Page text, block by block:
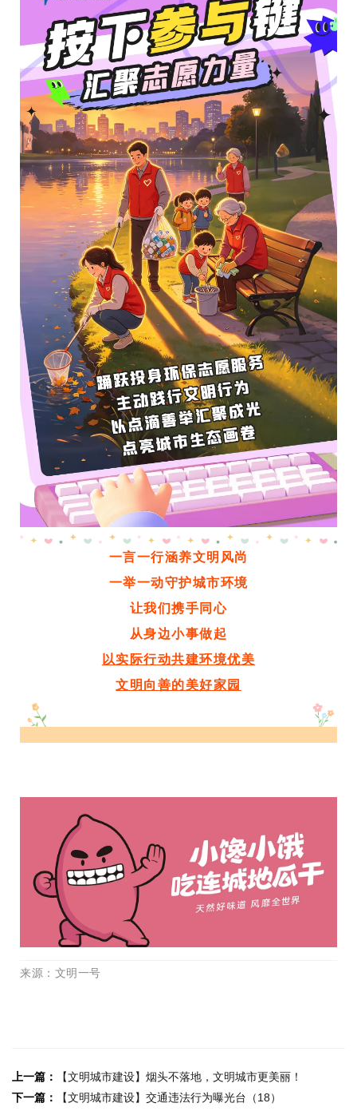
一言一行涵养文明风尚
一举一动守护城市环境
让我们携手同心
从身边小事做起
以实际行动共建环境优美
文明向善的美好家园
来源 ：文明一号
上一篇：
【文明城市建设】烟头不落地，文明城市更美丽！
下一篇：
【文明城市建设】交通违法行为曝光台（18）